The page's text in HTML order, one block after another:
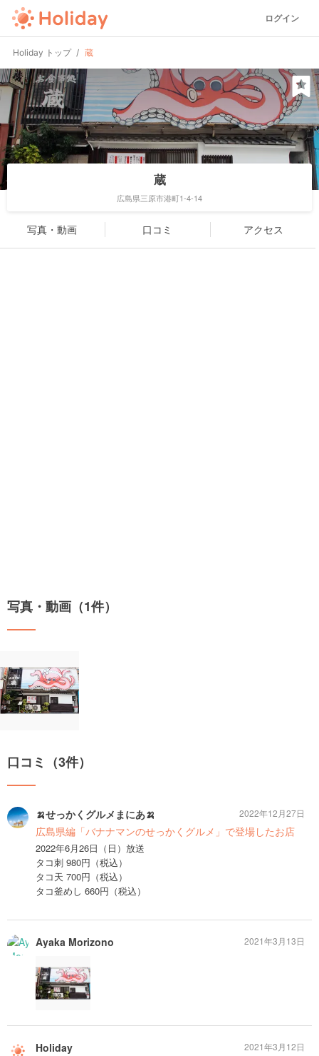
ログイン
Holiday トップ 蔵
蔵
広島県三原市港町1-4-14
写真・動画 口コミ アクセス
写真・動画（1件）
口コミ（3件）
🍌せっかくグルメまにあ🍌
広島県編「バナナマンのせっかくグルメ」で登場したお店
2022年6月26日（日）放送
タコ刺 980円（税込）
タコ天 700円（税込）
タコ釜めし 660円（税込）
2022年12月27日
Ayaka Morizono 2021年3月13日
Holiday 2021年3月12日